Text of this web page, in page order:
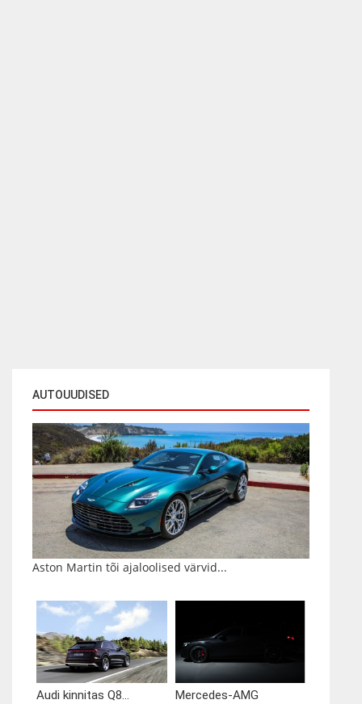
AUTOUUDISED
Aston Martin tõi ajaloolised värvid...
Audi kinnitas Q8...
Mercedes-AMG